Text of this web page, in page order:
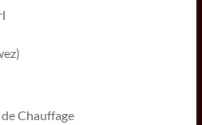
Chauffage